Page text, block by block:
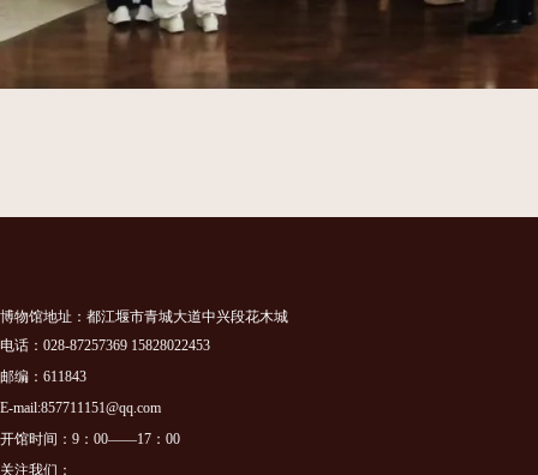
博物馆地址：都江堰市青城大道中兴段花木城
电话：028-87257369 15828022453
邮编：611843
E-mail:857711151@qq.com
开馆时间：9：00——17：00
关注我们：